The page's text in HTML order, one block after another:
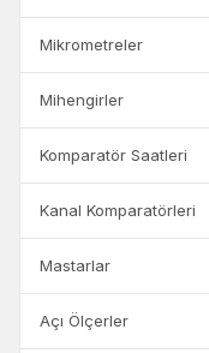
Mikrometreler
Mihengirler
Komparatör Saatleri
Kanal Komparatörleri
Mastarlar
Açı Ölçerler